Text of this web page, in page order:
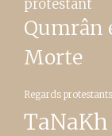
protestant
Qumrân
Morte
Regards